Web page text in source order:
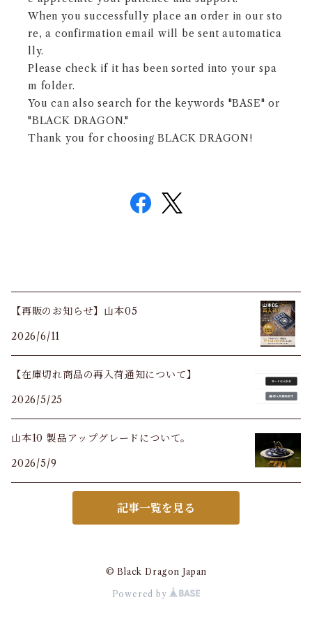
When you successfully place an order in our sto
re, a confirmation email will be sent automatica
lly.
Please check if it has been sorted into your spa
m folder.
You can also search for the keywords "BASE" or
"BLACK DRAGON."
Thank you for choosing BLACK DRAGON!
【再販のお知らせ】山本05
2026/6/11
【在庫切れ商品の再入荷通知について】
2026/5/25
山本10 製品アップグレードについて。
2026/5/9
記事一覧を見る
© Black Dragon Japan
Powered by